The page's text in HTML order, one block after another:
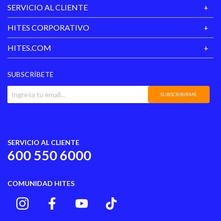
SERVICIO AL CLIENTE
HITES CORPORATIVO
HITES.COM
SUBSCRÍBETE
SUBSCRIBIRME
SERVICIO AL CLIENTE
600 550 6000
COMUNIDAD HITES